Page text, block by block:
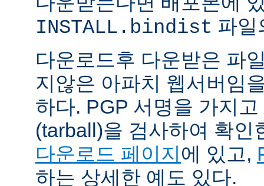
INSTALL.bindist 파일
다운로드후 다운받은 파
지않은 아파치 웹서버임
하다. PGP 서명을 가지
(tarball)을 검사하여 확인
다운로드 페이지 에 있고,
하는 상세한 예도 있다.